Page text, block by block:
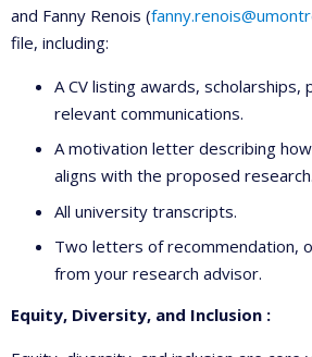
and Fanny Renois (
file, including:
A CV listing awards, scholarships,
relevant communications.
A motivation letter describing
aligns with the proposed research.
All university transcripts.
Two letters of recommendation,
from your research advisor.
Equity, Diversity, and Inclusion :